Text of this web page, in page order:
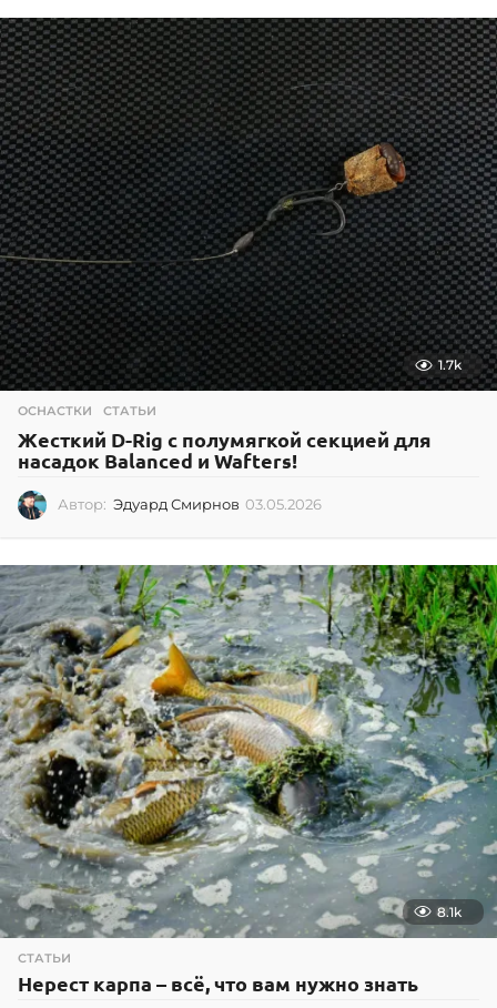
1
2
.
2
0
1
8
1.7k
ОСНАСТКИ ,СТАТЬИ
Жесткий D-Rig с полумягкой секцией для
насадок Balanced и Wafters!
Автор: Эдуард Смирнов 03.05.2026
0
5
.
2
0
2
6
8.1k
СТАТЬИ
Нерест карпа – всё, что вам нужно знать